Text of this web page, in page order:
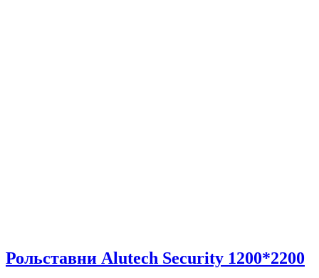
Рольставни Alutech Security 1200*2200